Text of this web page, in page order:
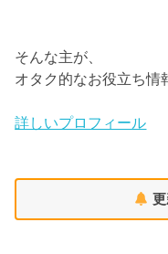
そんな主が、
オタク的なお役立ち情
詳しいプロフィール